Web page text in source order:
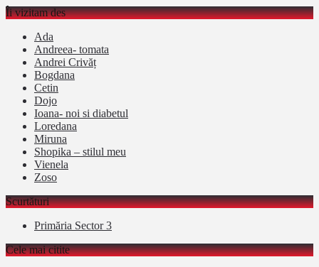
Îi vizitam des
Ada
Andreea- tomata
Andrei Crivăț
Bogdana
Cetin
Dojo
Ioana- noi si diabetul
Loredana
Miruna
Shopika – stilul meu
Vienela
Zoso
Scurtături
Primăria Sector 3
Cele mai citite